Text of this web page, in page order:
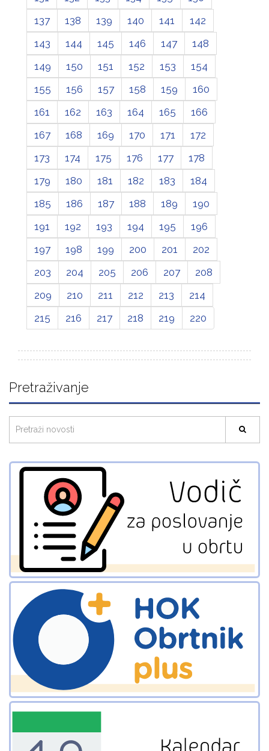
137
138 139 140 141
142
143
144 145 146 147
148
149
150 151 152 153
154
155
156 157 158 159
160
161
162 163 164 165
166
167
168 169 170 171
172
173
174 175 176 177
178
179
180 181 182 183
184
185
186 187 188 189
190
191
192 193 194 195
196
197
198 199 200 201
202
203
204 205 206 207
208
209
210 211 212 213
214
215
216 217 218 219 220
Pretraživanje